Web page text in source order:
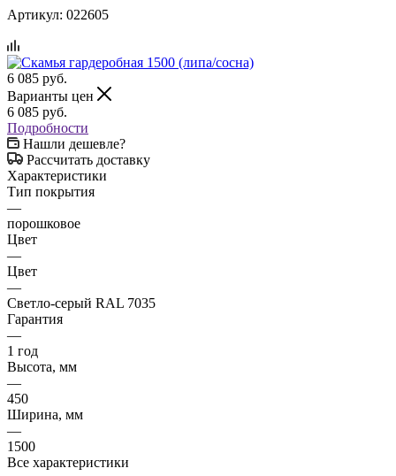
Артикул: 022605
6 085 руб.
Варианты цен
6 085 руб.
Подробности
Нашли дешевле?
Рассчитать доставку
Характеристики
Тип покрытия
—
порошковое
Цвет
—
Цвет
—
Светло-серый RAL 7035
Гарантия
—
1 год
Высота, мм
—
450
Ширина, мм
—
1500
Все характеристики